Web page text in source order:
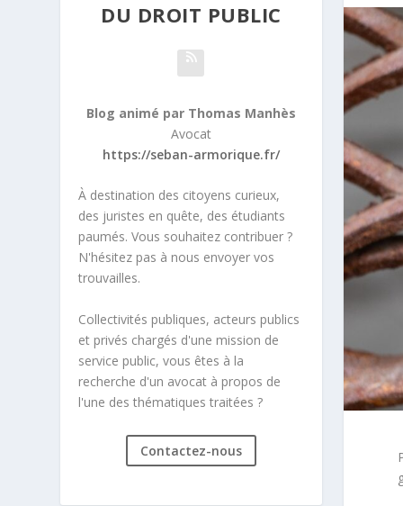
DU DROIT PUBLIC
Blog animé par Thomas Manhès
Avocat
https://seban-armorique.fr/
À destination des citoyens curieux,
des juristes en quête, des étudiants
paumés. Vous souhaitez contribuer ?
N'hésitez pas à nous envoyer vos
trouvailles.
Collectivités publiques, acteurs publics
et privés chargés d'une mission de
service public, vous êtes à la
recherche d'un avocat à propos de
l'une des thématiques traitées ?
Contactez-nous